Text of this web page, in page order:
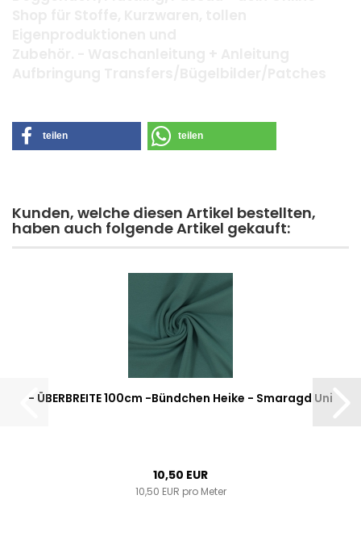
teilen teilen
Kunden, welche diesen Artikel bestellten,
haben auch folgende Artikel gekauft:
- ÜBERBREITE 100cm -Bündchen Heike - Smaragd Uni
10,50 EUR
10,50 EUR pro Meter